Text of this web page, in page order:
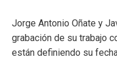
Jorge Antonio Oñate y
grabación de su trabajo
están definiendo su